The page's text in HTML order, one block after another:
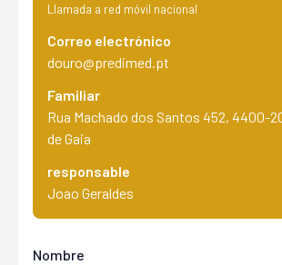
Llamada a red móvil nacional
Correo electrónico
douro@predimed.pt
Familiar
Rua Machado dos Santos 452, 4400-
de Gaia
responsable
Joao Geraldes
Nombre